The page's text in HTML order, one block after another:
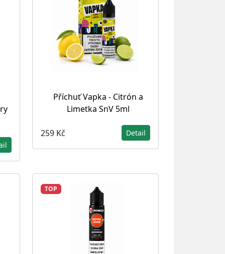
Příchuť Vapka - Citrón a
Limetka SnV 5ml
259 Kč Detail
TOP